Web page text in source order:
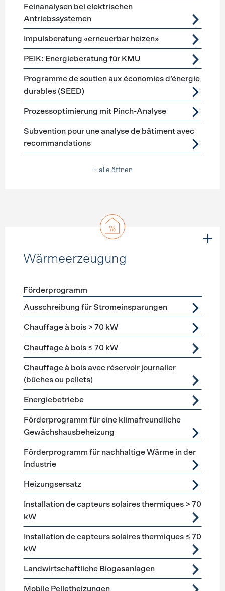
Feinanalysen bei elektrischen
Antriebssystemen
Impulsberatung «erneuerbar heizen»
PEIK: Energieberatung für KMU
Programme de soutien aux économies d’énergie
durables (SEED)
Prozessoptimierung mit Pinch-Analyse
Subvention pour une analyse de bâtiment avec
recommandations
+ alle öffnen
Wärmeerzeugung
Förderprogramme Wärmeerzeugung
Förderprogramm
Ausschreibung für Stromeinsparungen
Chauffage à bois > 70 kW
Chauffage à bois ≤ 70 kW
Chauffage à bois avec réservoir journalier
(bûches ou pellets)
Energiebetriebe
Förderprogramm für eine klimafreundliche
Gewächshausbeheizung
Förderprogramm für nachhaltige Wärme in der
Industrie
Heizungsersatz
Installation de capteurs solaires thermiques > 70
kW
Installation de capteurs solaires thermiques ≤ 70
kW
Landwirtschaftliche Biogasanlagen
Mobile Pelletheizungen